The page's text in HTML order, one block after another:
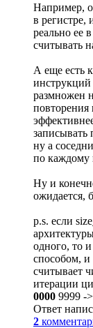
Например,
в регистре,
реально ее
считывать
А еще есть
размножен
повторения
ну а
по каждому
Ну и
ожидается,
p.s. если
одного, то
способом, и
считывает
итерации
0000 9999 -
Ответ
2